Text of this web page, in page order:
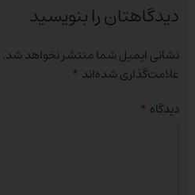
دیدگاهتان را بنویسید
نشانی ایمیل شما منتشر نخواهد شد.
علامت‌گذاری شده‌اند *
دیدگاه *